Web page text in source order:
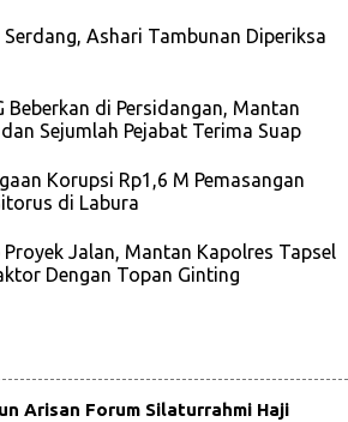
Ashari Tambunan Diperiksa
Beberkan di Persidangan, Mantan
Sejumlah Pejabat Terima Suap
Korupsi Rp1,6 M Pemasangan
di Labura
Proyek Jalan, Mantan Kapolres Tapsel
Dengan Topan Ginting
Arisan Forum Silaturrahmi Haji